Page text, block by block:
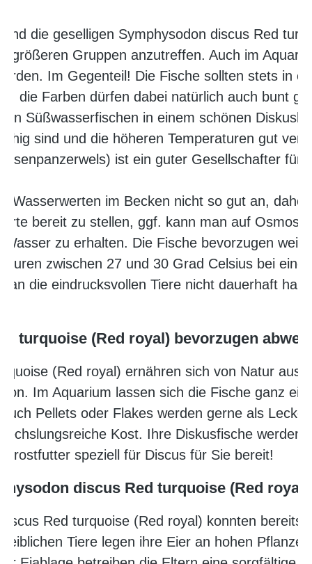
die geselligen Symphysodon discus Red
größeren Gruppen anzutreffen. Auch im
Im Gegenteil! Die Fische sollten stets in
die Farben dürfen dabei natürlich auch bunt
Süßwasserfischen in einem schönen
sind und die höheren Temperaturen gut
ist ein guter Gesellschafter für
Wasserwerten im Becken nicht so gut an,
bereit zu stellen, ggf. kann man auf
zu erhalten. Die Fische bevorzugen
zwischen 27 und 30 Grad Celsius bei
die eindrucksvollen Tiere nicht dauerhaft
turquoise (Red royal) bevorzugen
(Red royal) ernähren sich von Natur aus
Im Aquarium lassen sich die Fische ganz
Pellets oder Flakes werden gerne als
Kost. Ihre Diskusfische werden
speziell für Discus für Sie bereit!
discus Red turquoise (Red
Red turquoise (Red royal) konnten bereits
Tiere legen ihre Eier an hohen